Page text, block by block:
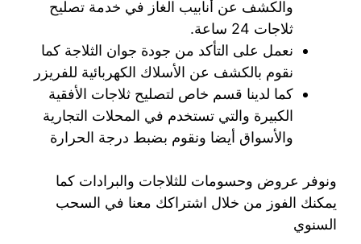
والكشف عن أنابيب الغاز في خدمة تصليح
ثلاجات 24 ساعة.
نعمل على التأكد من جودة جوان الثلاجة كما
نقوم بالكشف عن الأسلاك الكهربائية للفريزر
كما لدينا قسم خاص لتصليح ثلاجات الأفقية
الكبيرة والتي تستخدم في المحلات التجارية
والأسواق أيضا ونقوم بضبط درجة الحرارة
ونوفر عروض وحسومات للثلاجات والبرادات كما
يمكنك الفوز من خلال اشتراكك معنا في السحب
السنوي